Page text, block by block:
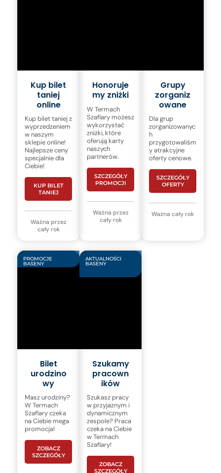
Kup bilet
taniej
online
Kup bilet taniej z
wyprzedzeniem
w naszym
sklepie online!
Najlepsze ceny
specjalnie dla
Ciebie!
KUP BILET
TANIEJ
Ważna przez
cały rok
Honoruje
my zniżki
W Termach
Szaflary możesz
wykorzystać
zniżki, które
oferują karty
naszych
partnerów.
SZCZEGÓŁY
PROMOCJI
Ważna przez
cały rok
Grupy
zorganiz
owane
Dla grup
zorganizowanyc
h
przygotowaliśm
y atrakcyjne
oferty cenowe.
SZCZEGÓŁY
OFERTY
Ważna cały rok
PROMOCJE
BASENY
Bilet
urodzino
wy
Masz urodziny?
W Termach
Szaflary czeka
na Ciebie mega
promocja!
ZOBACZ
SZCZEGÓŁY
AKTUALNOŚCI
BASENY
Szukamy
pracown
ików
Szukasz pracy
w przyjaznym i
dynamicznym
zespole? Praca
czeka na Ciebie
w Termach
Szaflary!
ZOBACZ
SZCZEGÓŁY